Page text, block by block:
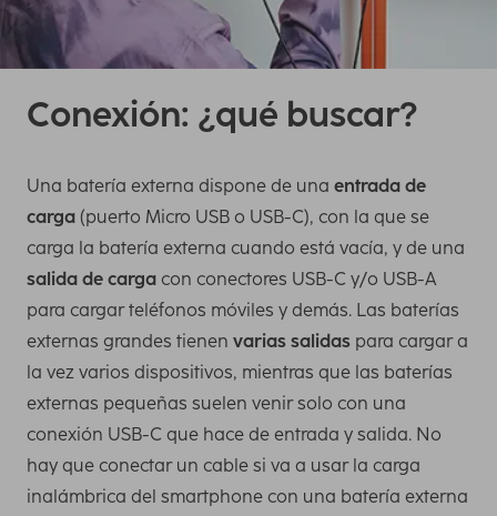
Conexión: ¿qué buscar?
Una batería externa dispone de una entrada de
carga (puerto Micro USB o USB-C), con la que se
carga la batería externa cuando está vacía, y de una
salida de carga con conectores USB-C y/o USB-A
para cargar teléfonos móviles y demás. Las baterías
externas grandes tienen varias salidas para cargar a
la vez varios dispositivos, mientras que las baterías
externas pequeñas suelen venir solo con una
conexión USB-C que hace de entrada y salida. No
hay que conectar un cable si va a usar la carga
inalámbrica del smartphone con una batería externa